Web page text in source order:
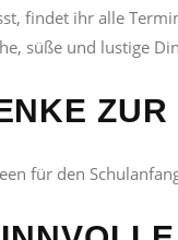
findet ihr alle
süße und lustige
für den